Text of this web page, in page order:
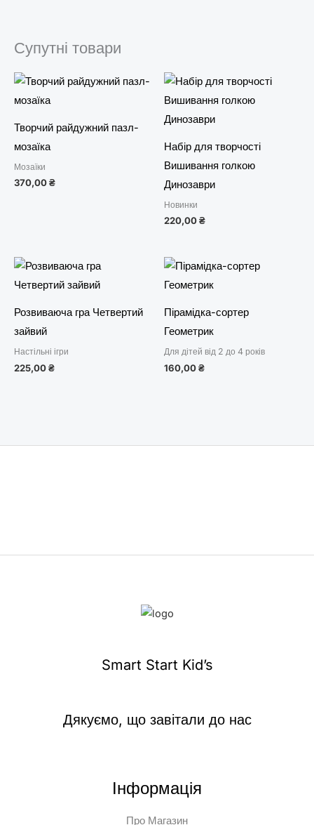
Супутні товари
Творчий райдужний пазл-
мозаїка
Мозаїки
370,00₴
Набір для творчості
Вишивання голкою
Динозаври
Новинки
220,00₴
Розвиваюча гра Четвертий
зайвий
Настільні ігри
225,00₴
Пірамідка-сортер
Геометрик
Для дітей від 2 до 4 років
160,00₴
Smart Start Kid’s
Дякуємо, що завітали до нас
Інформація
Про Магазин